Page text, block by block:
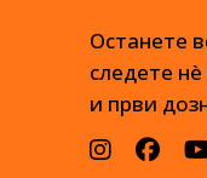
Останете
следете
и први